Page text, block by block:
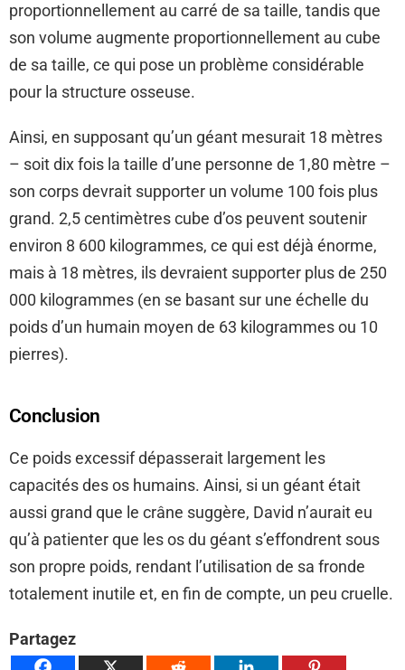
proportionnellement au carré de sa taille, tandis que
son volume augmente proportionnellement au cube
de sa taille, ce qui pose un problème considérable
pour la structure osseuse.
Ainsi, en supposant qu’un géant mesurait 18 mètres
– soit dix fois la taille d’une personne de 1,80 mètre –
son corps devrait supporter un volume 100 fois plus
grand. 2,5 centimètres cube d’os peuvent soutenir
environ 8 600 kilogrammes, ce qui est déjà énorme,
mais à 18 mètres, ils devraient supporter plus de 250
000 kilogrammes (en se basant sur une échelle du
poids d’un humain moyen de 63 kilogrammes ou 10
pierres).
Conclusion
Ce poids excessif dépasserait largement les
capacités des os humains. Ainsi, si un géant était
aussi grand que le crâne suggère, David n’aurait eu
qu’à patienter que les os du géant s’effondrent sous
son propre poids, rendant l’utilisation de sa fronde
totalement inutile et, en fin de compte, un peu cruelle.
Partagez